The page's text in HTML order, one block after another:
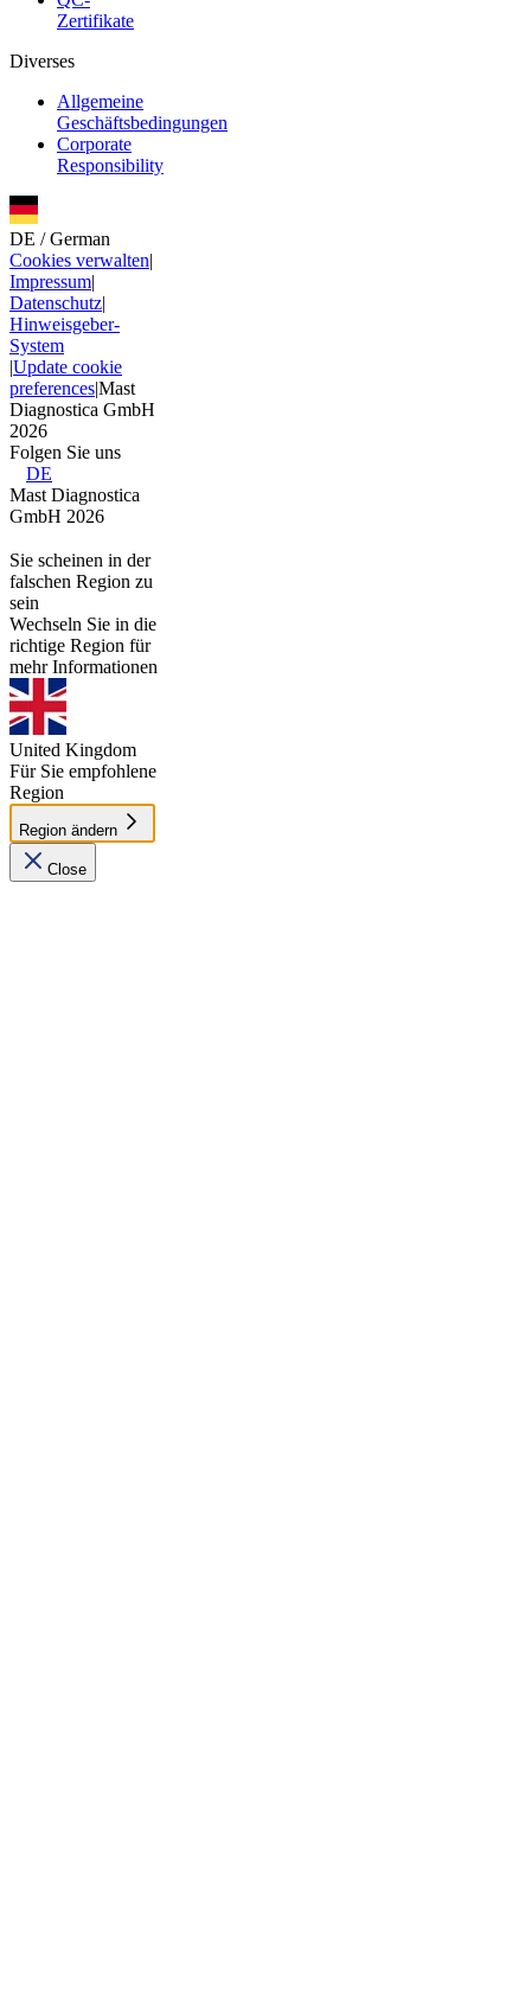
Zertifikate
Diverses
Allgemeine
Geschäftsbedingungen
Corporate
Responsibility
DE / German
Cookies verwalten|
Impressum|
Datenschutz|
Hinweisgeber-
System
|Update cookie
preferences|Mast
Diagnostica GmbH
2026
Folgen Sie uns
DE
Mast Diagnostica
GmbH 2026
Sie scheinen in der
falschen Region zu
sein
Wechseln Sie in die
richtige Region für
mehr Informationen
United Kingdom
Für Sie empfohlene
Region
Region ändern
Close